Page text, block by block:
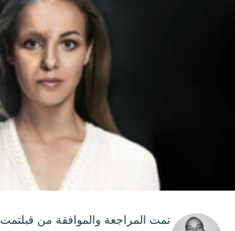
تمت المراجعة والموافقة من قبلتمت